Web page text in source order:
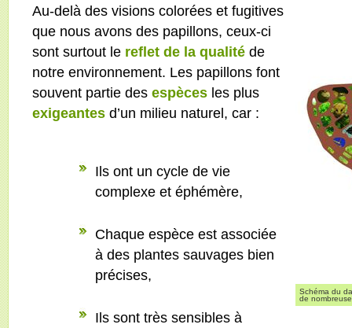
Schéma du
de
Au-delà des visions colorées et fugitives
que nous avons des papillons, ceux-ci
sont surtout le reflet de la qualité de
notre environnement. Les papillons font
souvent partie des espèces les plus
exigeantes d’un milieu naturel, car :
Ils ont un cycle de vie
complexe et éphémère,
Chaque espèce est associée
à des plantes sauvages bien
précises,
Ils sont très sensibles à